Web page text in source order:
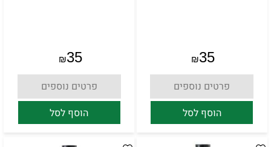
₪35
פרטים נוספים
הוסף לסל
₪35
פרטים נוספים
הוסף לסל